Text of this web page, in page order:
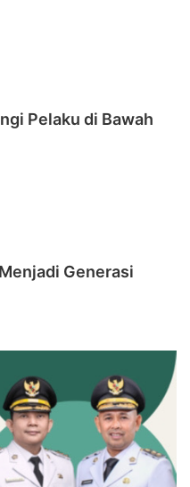
Pelaku di Bawah
Generasi